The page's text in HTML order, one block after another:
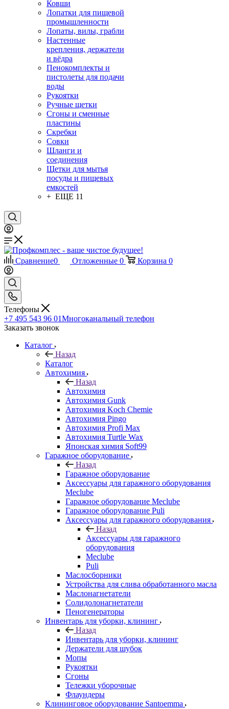
Ковши
Лопатки для пищевой
промышленности
Лопаты, вилы, грабли
Настенные
крепления, держатели
и вёдра
Пенокомплекты и
пистолеты для подачи
воды
Рукоятки
Ручные щетки
Сгоны и сменные
пластины
Скребки
Совки
Шланги и
соединения
Щетки для мытья
посуды и пищевых
емкостей
+ ЕЩЕ 11
Сравнение0 Отложенные 0 Корзина 0
Телефоны
+7 495 543 96 01Многоканальный телефон
Заказать звонок
Каталог
Назад
Каталог
Автохимия
Назад
Автохимия
Автохимия Gunk
Автохимия Koch Chemie
Автохимия Pingo
Автохимия Profi Max
Автохимия Turtle Wax
Японская химия Soft99
Гаражное оборудование
Назад
Гаражное оборудование
Аксессуары для гаражного оборудования
Meclube
Гаражное оборудование Meclube
Гаражное оборудование Puli
Аксессуары для гаражного оборудования
Назад
Аксессуары для гаражного
оборудования
Meclube
Puli
Маслосборники
Устройства для слива обработанного масла
Маслонагнетатели
Солидолонагнетатели
Пеногенераторы
Инвентарь для уборки, клининг
Назад
Инвентарь для уборки, клининг
Держатели для шубок
Мопы
Рукоятки
Сгоны
Тележки уборочные
Флаундеры
Клининговое оборудование Santoemma